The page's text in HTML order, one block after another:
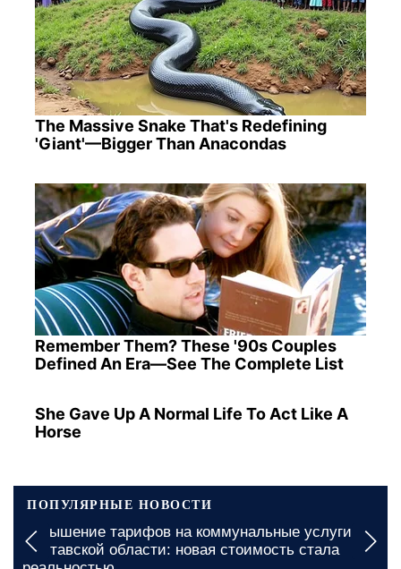
The Massive Snake That's Redefining
'Giant'—Bigger Than Anacondas
Remember Them? These '90s Couples
Defined An Era—See The Complete List
She Gave Up A Normal Life To Act Like A
Horse
ПОПУЛЯРНЫЕ НОВОСТИ
Денежная помощь в Одесской области: какие
документы необходимы для быстрого получения